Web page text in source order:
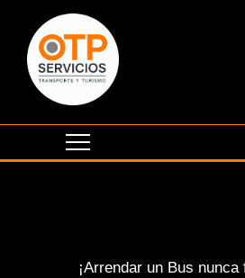
¡Arrendar un Bus